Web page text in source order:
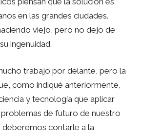
en las grandes ciudades.
viejo, pero no dejo de
ingenuidad.
trabajo por delante, pero la
como indiqué anteriormente,
y tecnología que aplicar
de futuro de nuestro
deberemos contarle a la